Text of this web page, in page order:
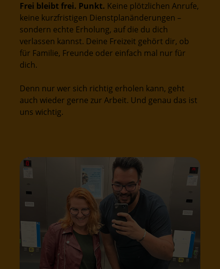
Frei bleibt frei. Punkt. Keine plötzlichen Anrufe,
keine kurzfristigen Dienstplanänderungen –
sondern echte Erholung, auf die du dich
verlassen kannst. Deine Freizeit gehört dir, ob
für Familie, Freunde oder einfach mal nur für
dich.
Denn nur wer sich richtig erholen kann, geht
auch wieder gerne zur Arbeit. Und genau das ist
uns wichtig.